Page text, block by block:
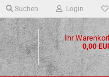
Suchen Login
Ihr
0,00